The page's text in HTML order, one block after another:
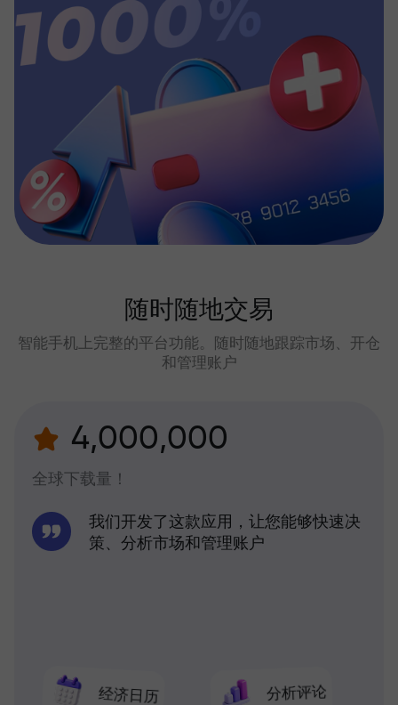
随时随地交易
智能手机上完整的平台功能。随时随地跟踪市场、开仓
和管理账户
4,000,000
全球下载量！
经济日历 分析评论
我们开发了这款应用，让您能够快速决
策、分析市场和管理账户